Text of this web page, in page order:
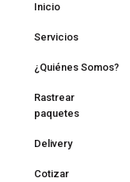
Inicio
Servicios
¿Quiénes Somos?
Rastrear
paquetes
Delivery
Cotizar